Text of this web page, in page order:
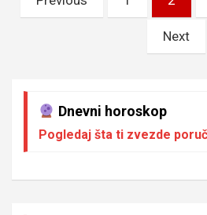
чланака
Next
Dnevni horoskop
Pogledaj šta ti zvezde